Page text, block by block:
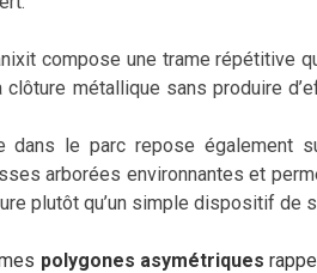
compose une trame répétitive
métallique sans produire
dans le parc repose
arborées environnantes et
plutôt qu’un simple dispositif de
polygones asymétriques